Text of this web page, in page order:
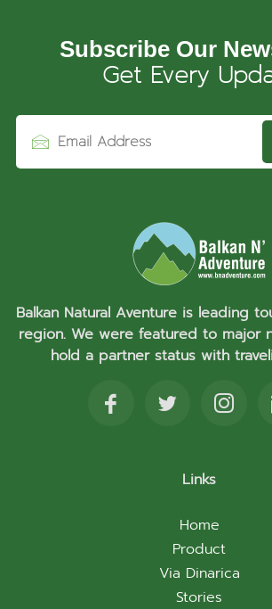
Subscribe Our
Get Every
Balkan Natural Aventure is leading
region. We were featured to major
hold a partner status with
Links
Home
Product
Via Dinarica
Stories